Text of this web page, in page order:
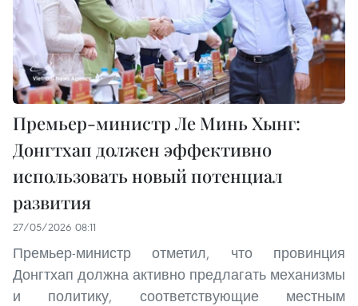
Премьер-министр Ле Минь Хынг:
Донгтхап должен эффективно
использовать новый потенциал
развития
27/05/2026 08:11
Премьер-министр отметил, что провинция
Донгтхап должна активно предлагать механизмы
и политику, соответствующие местным